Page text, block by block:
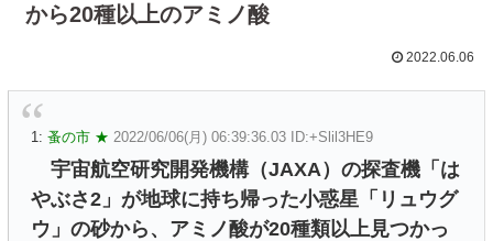
から20種以上のアミノ酸
2022.06.06
1: 蚤の市 ★ 2022/06/06(月) 06:39:36.03 ID:+Slil3HE9
宇宙航空研究開発機構（JAXA）の探査機「は
やぶさ2」が地球に持ち帰った小惑星「リュウグ
ウ」の砂から、アミノ酸が20種類以上見つかっ